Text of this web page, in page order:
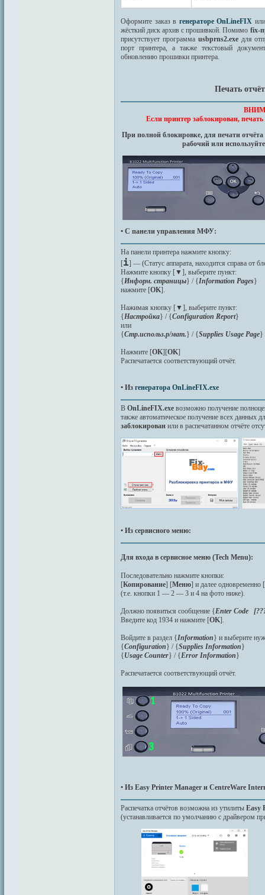
Оформите заказ в генераторе OnLineFIX
жёсткий диск архив с прошивкой. Помимо fix-
присутствует программа usbprns2.exeдля
порт принтера, а также текстовый
обновлению прошивки принтера.
Печать
Если принтер заблокирован,
При полной блокировке, для печати
рабочий или
• С панели управления МФУ:
На панели принтера нажмите кнопку:
[i] — (Статус аппарата, находится справа от
Нажмите кнопку [▼], выберите пункт:
{Информ. страницы} / {Information Pages}
нажмите [OK].
Нажимая кнопку [▼], выберите пункт:
{Настройка} / {Configuration Report}
или
{Стр.использ.р/мат.} / {Supplies Usage Page}
Нажмите [OK][OK]
Распечатается соответствующий отчёт.
• Изгенератора OnLineFIX.exe
BOnLineFIX.exe возможно получение
также автоматическое получение всех данных
заблокирован или в распечатанном отчёте
• Из сервисного меню:
Для входа в сервисное меню (Tech Menu):
Последовательно нажмите кнопки:
[Копирование] [Меню] и далее одновременно [
(т.е. кнопки 1 — 2 — 3 и 4 на фото ниже).
Должно появиться сообщение {Enter Code
Введите код 1934 и нажмите [OK].
Войдите в раздел {Information} и выберите
{Configuration} / {Supplies Information}
{Usage Counter} / {Error Information}
Распечатается соответствующий отчёт.
• Из Easy Printer Manager и CentreWare
Распечатка отчётов возможна из утилитыEasy
(устанавливается по умолчанию с драйвером